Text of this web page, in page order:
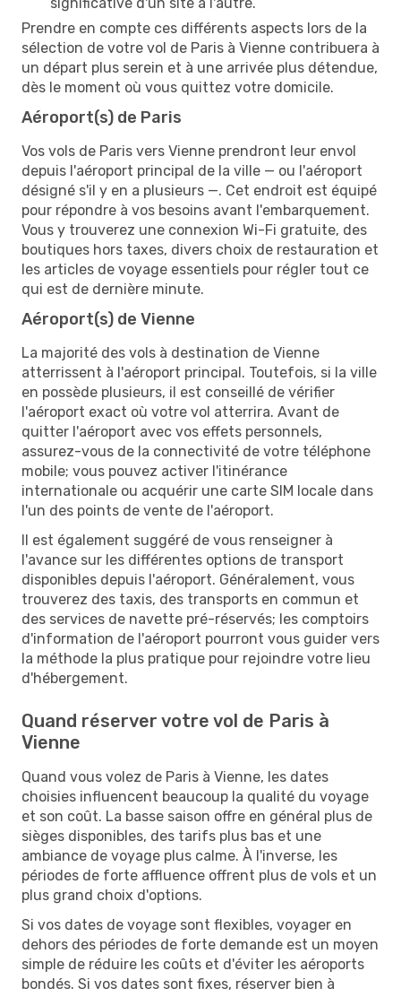
Prendre en compte ces différents aspects lors de la
sélection de votre vol de Paris à Vienne contribuera à
un départ plus serein et à une arrivée plus détendue,
dès le moment où vous quittez votre domicile.
Aéroport(s) de Paris
Vos vols de Paris vers Vienne prendront leur envol
depuis l'aéroport principal de la ville — ou l'aéroport
désigné s'il y en a plusieurs —. Cet endroit est équipé
pour répondre à vos besoins avant l'embarquement.
Vous y trouverez une connexion Wi-Fi gratuite, des
boutiques hors taxes, divers choix de restauration et
les articles de voyage essentiels pour régler tout ce
qui est de dernière minute.
Aéroport(s) de Vienne
La majorité des vols à destination de Vienne
atterrissent à l'aéroport principal. Toutefois, si la ville
en possède plusieurs, il est conseillé de vérifier
l'aéroport exact où votre vol atterrira. Avant de
quitter l'aéroport avec vos effets personnels,
assurez-vous de la connectivité de votre téléphone
mobile; vous pouvez activer l'itinérance
internationale ou acquérir une carte SIM locale dans
l'un des points de vente de l'aéroport.
Il est également suggéré de vous renseigner à
l'avance sur les différentes options de transport
disponibles depuis l'aéroport. Généralement, vous
trouverez des taxis, des transports en commun et
des services de navette pré-réservés; les comptoirs
d'information de l'aéroport pourront vous guider vers
la méthode la plus pratique pour rejoindre votre lieu
d'hébergement.
Quand réserver votre vol de Paris à
Vienne
Quand vous volez de Paris à Vienne, les dates
choisies influencent beaucoup la qualité du voyage
et son coût. La basse saison offre en général plus de
sièges disponibles, des tarifs plus bas et une
ambiance de voyage plus calme. À l'inverse, les
périodes de forte affluence offrent plus de vols et un
plus grand choix d'options.
Si vos dates de voyage sont flexibles, voyager en
dehors des périodes de forte demande est un moyen
simple de réduire les coûts et d'éviter les aéroports
bondés. Si vos dates sont fixes, réserver bien à